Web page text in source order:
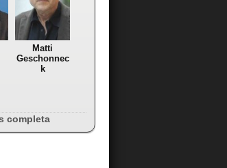
Matti
Geschonnec
k
completa